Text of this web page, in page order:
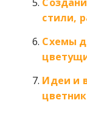
стили,
Схемы
Идеи и